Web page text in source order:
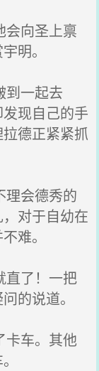
向圣上禀
明。
一起去
现自己的手
德正紧紧抓
会德秀的
对于自幼在
难。
了！一把
的说道。
车。其他